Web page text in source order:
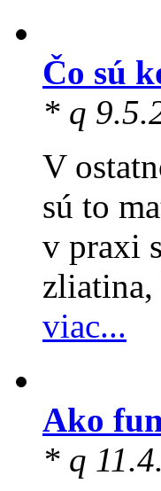
Čo sú
* q
V
sú to
v praxi
zliatina,
viac...
Ako
* q